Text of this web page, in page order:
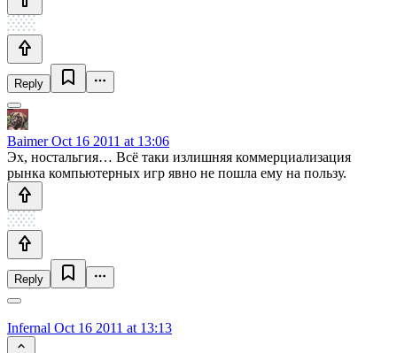
Reply
BaimerOct 16 2011 at 13:06
Эх, ностальгия… Всё таки излишняя коммерциализация
рынка компьютерных игр явно не пошла ему на пользу.
Reply
Infernal Oct 16 2011 at 13:13